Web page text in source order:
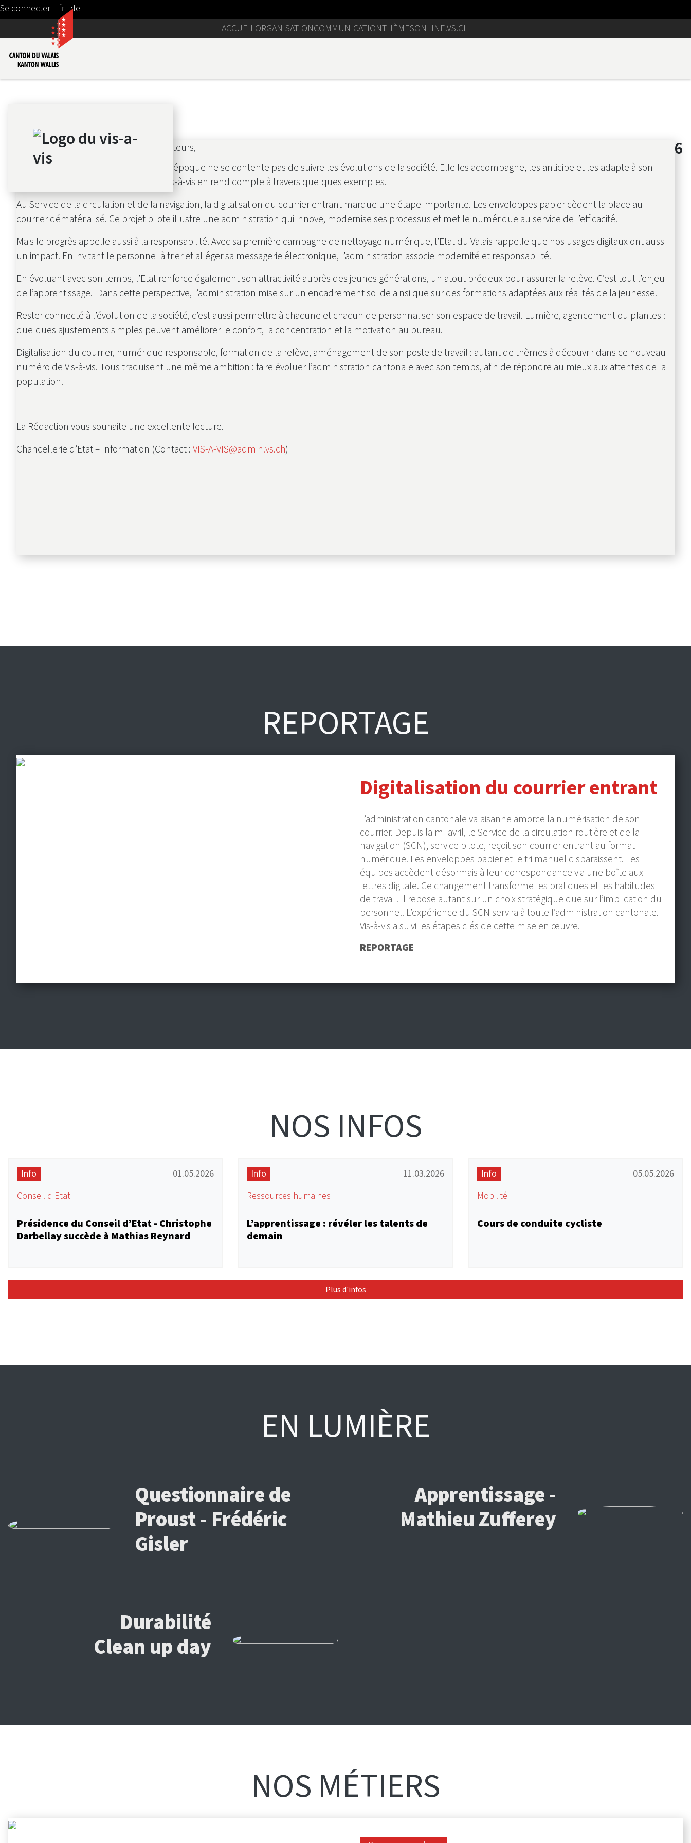
Saut au contenu principal
fr de
ACCUEILORGANISATIONCOMMUNICATIONTHÈMESONLINE.VS.CH
Edition 1 - 2026
Chères collaboratrices, chers collaborateurs,
Une administration en phase avec son époque ne se contente pas de suivre les évolutions de la société. Elle les accompagne, les anticipe et les adapte à son
quotidien. Cette nouvelle édition de Vis-à-vis en rend compte à travers quelques exemples.
Au Service de la circulation et de la navigation, la digitalisation du courrier entrant marque une étape importante. Les enveloppes papier cèdent la place au
courrier dématérialisé. Ce projet pilote illustre une administration qui innove, modernise ses processus et met le numérique au service de l’efficacité.
Mais le progrès appelle aussi à la responsabilité. Avec sa première campagne de nettoyage numérique, l’Etat du Valais rappelle que nos usages digitaux ont aussi
un impact. En invitant le personnel à trier et alléger sa messagerie électronique, l’administration associe modernité et responsabilité.
En évoluant avec son temps, l’Etat renforce également son attractivité auprès des jeunes générations, un atout précieux pour assurer la relève. C’est tout l’enjeu
de l’apprentissage. Dans cette perspective, l’administration mise sur un encadrement solide ainsi que sur des formations adaptées aux réalités de la jeunesse.
Rester connecté à l’évolution de la société, c’est aussi permettre à chacune et chacun de personnaliser son espace de travail. Lumière, agencement ou plantes :
quelques ajustements simples peuvent améliorer le confort, la concentration et la motivation au bureau.
Digitalisation du courrier, numérique responsable, formation de la relève, aménagement de son poste de travail : autant de thèmes à découvrir dans ce nouveau
numéro de Vis-à-vis. Tous traduisent une même ambition : faire évoluer l’administration cantonale avec son temps, afin de répondre au mieux aux attentes de la
population.
La Rédaction vous souhaite une excellente lecture.
Chancellerie d’Etat – Information (Contact : VIS-A-VIS@admin.vs.ch)
REPORTAGE
Digitalisation du courrier entrant
L’administration cantonale valaisanne amorce la numérisation de son
courrier. Depuis la mi-avril, le Service de la circulation routière et de la
navigation (SCN), service pilote, reçoit son courrier entrant au format
numérique. Les enveloppes papier et le tri manuel disparaissent. Les
équipes accèdent désormais à leur correspondance via une boîte aux
lettres digitale. Ce changement transforme les pratiques et les habitudes
de travail. Il repose autant sur un choix stratégique que sur l’implication du
personnel. L’expérience du SCN servira à toute l’administration cantonale.
Vis-à-vis a suivi les étapes clés de cette mise en œuvre.
REPORTAGE
NOS INFOS
Info
01.05.2026
Conseil d'Etat
Présidence du Conseil d’Etat - Christophe
Darbellay succède à Mathias Reynard
Info
11.03.2026
Ressources humaines
L’apprentissage : révéler les talents de
demain
Info
05.05.2026
Mobilité
Cours de conduite cycliste
Plus d'infos
EN LUMIÈRE
Questionnaire de
Proust - Frédéric
Gisler
Apprentissage -
Mathieu Zufferey
Durabilité
Clean up day
NOS MÉTIERS